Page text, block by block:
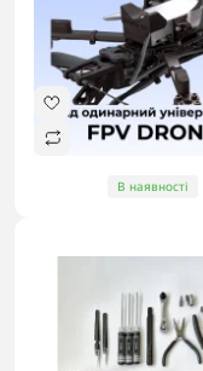
В наявності